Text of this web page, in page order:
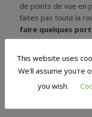
de points de vue en
faites pas toute la
faire quelques
Grand Canyon un
des nuances se
d’effort.
This website uses
We'll assume you're
you wish.